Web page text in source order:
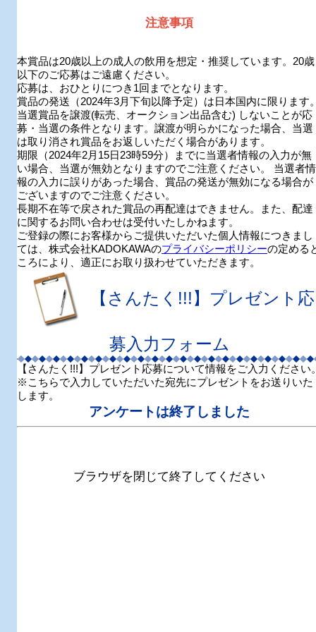
注意事項
本賞品は20歳以上の成人の飲用を想定・推奨しています。20歳
以下のご応募はご遠慮ください。
応募は、おひとりにつき1回までとなります。
賞品の発送（2024年3月下旬以降予定）は日本国内に限ります
当選賞品を譲渡(転売、オークション出品含む) しないことが応
募・当選の条件となります。譲渡が明らかになった場合、当選
は取り消され賞品をお返しいただく場合があります。
期限（2024年2月15日23時59分）までに当選者情報の入力が無
い場合、当選が無効となりますのでご注意ください。 当選者情
報の入力に誤りがあった場合、賞品の発送が無効になる場合が
ございますのでご注意ください。
長期不在等で戻された賞品の再配達はできません。また、配達
に関するお問い合わせは受付いたしかねます。
ご登録の際にお客様からご提供いただいた個人情報につきまし
ては、株式会社KADOKAWAのプライバシーポリシーの定める
ころにより、適正にお取り扱わせていただきます。
【さんたく!!!】プレゼント応
募入力フォーム
【さんたく!!!】プレゼント応募について情報をご入力ください
※こちらで入力していただいた宛先にプレゼントをお送りいた
します。
アンケートは終了しました
ブラウザを閉じて終了してください